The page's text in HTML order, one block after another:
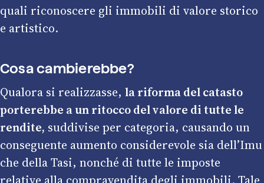
quali riconoscere gli immobili di valore storico
e artistico.
Cosa cambierebbe?
Qualora si realizzasse, la riforma del catasto
porterebbe a un ritocco del valore di tutte le
rendite, suddivise per categoria, causando un
conseguente aumento considerevole sia dell’Imu
che della Tasi, nonché di tutte le imposte